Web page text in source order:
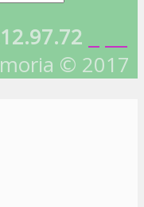
© 2017